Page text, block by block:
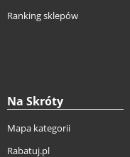
Ranking sklepów
Na Skróty
Mapa kategorii
Rabatuj.pl